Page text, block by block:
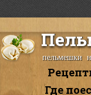
пельмешки
Где